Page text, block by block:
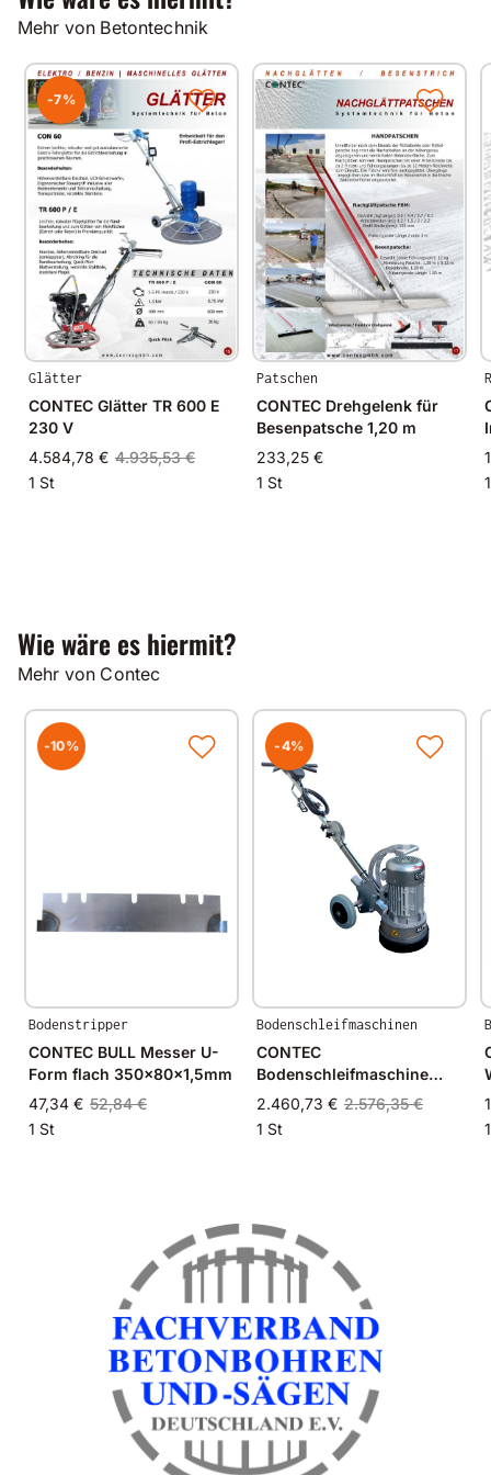
Rüttelmotor mit 230 V / 200 Hz / 1.5 kW
Schlauch 5m / Zuleitung 20 m
Gewicht 12 und 17 kg
Mehr von Betontechnik
-7%
Glätter
CONTEC Glätter TR 600 E
230 V
4.584,78 € 4.935,53 €
1 St
Patschen
CONTEC Drehgelenk für
Besenpatsche 1,20 m
233,25 €
1 St
Wie wäre es hiermit?
Mehr von Contec
-10%
Bodenstripper
CONTEC BULL Messer U-
Form flach 350x80x1,5mm
47,34 € 52,84 €
1 St
-4%
Bodenschleifmaschinen
CONTEC
Bodenschleifmaschine
ALPHA
2.460,73 € 2.576,35 €
1 St